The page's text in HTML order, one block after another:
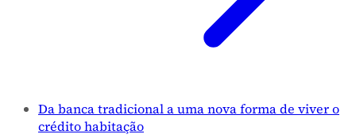
Da banca tradicional a uma nova forma de viver o
crédito habitação